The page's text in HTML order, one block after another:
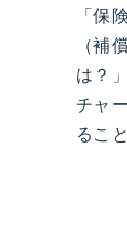
「保
（補
は？
チャ
るこ